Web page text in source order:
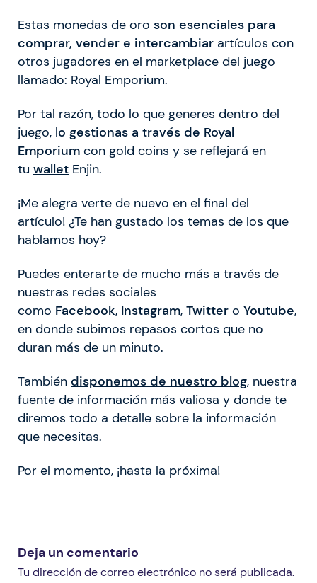
Estas monedas de oro son esenciales para
comprar, vender e intercambiar artículos con
otros jugadores en el marketplace del juego
llamado: Royal Emporium.
Por tal razón, todo lo que generes dentro del
juego, lo gestionas a través de Royal
Emporium con gold coins y se reflejará en
tu wallet Enjin.
¡Me alegra verte de nuevo en el final del
artículo! ¿Te han gustado los temas de los que
hablamos hoy?
Puedes enterarte de mucho más a través de
nuestras redes sociales
como Facebook, Instagram, Twitter o Youtube,
en donde subimos repasos cortos que no
duran más de un minuto.
También disponemos de nuestro blog, nuestra
fuente de información más valiosa y donde te
diremos todo a detalle sobre la información
que necesitas.
Por el momento, ¡hasta la próxima!
Deja un comentario
Tu dirección de correo electrónico no será publicada.